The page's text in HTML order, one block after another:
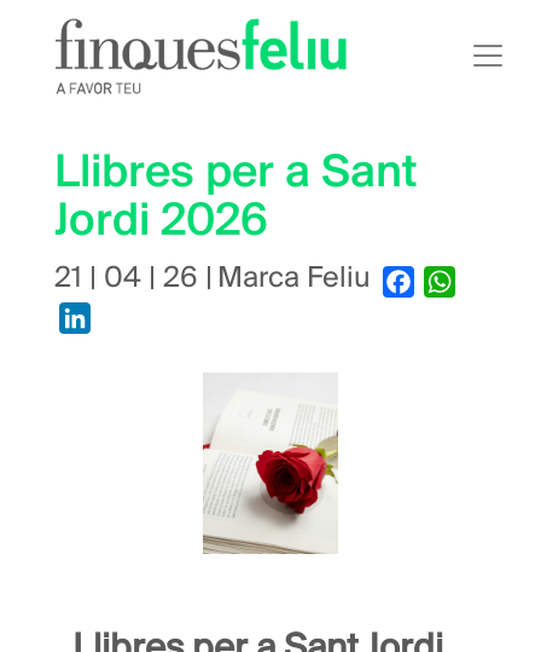
Vés
al
Llibres per a Sant
Jordi 2026
21 | 04 | 26 Marca Feliu Facebook